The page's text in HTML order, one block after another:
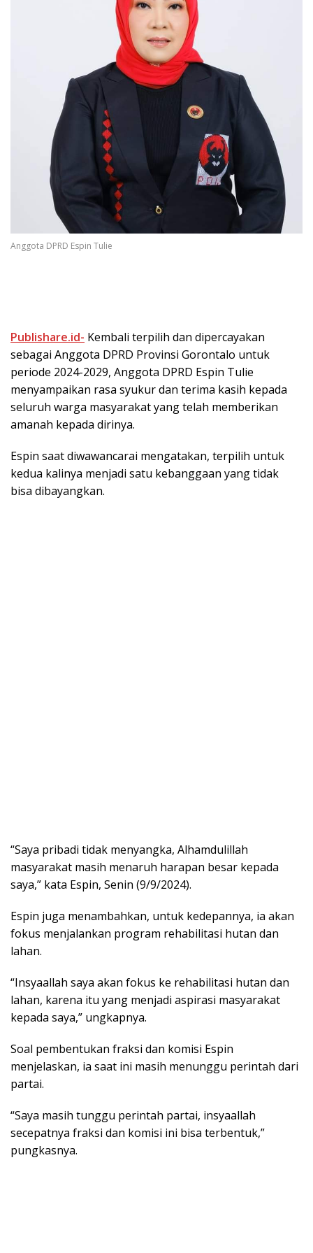
Anggota DPRD Espin Tulie
Publishare.id- Kembali terpilih dan dipercayakan
sebagai Anggota DPRD Provinsi Gorontalo untuk
periode 2024-2029, Anggota DPRD Espin Tulie
menyampaikan rasa syukur dan terima kasih kepada
seluruh warga masyarakat yang telah memberikan
amanah kepada dirinya.
Espin saat diwawancarai mengatakan, terpilih untuk
kedua kalinya menjadi satu kebanggaan yang tidak
bisa dibayangkan.
“Saya pribadi tidak menyangka, Alhamdulillah
masyarakat masih menaruh harapan besar kepada
saya,” kata Espin, Senin (9/9/2024).
Espin juga menambahkan, untuk kedepannya, ia akan
fokus menjalankan program rehabilitasi hutan dan
lahan.
“Insyaallah saya akan fokus ke rehabilitasi hutan dan
lahan, karena itu yang menjadi aspirasi masyarakat
kepada saya,” ungkapnya.
Soal pembentukan fraksi dan komisi Espin
menjelaskan, ia saat ini masih menunggu perintah dari
partai.
“Saya masih tunggu perintah partai, insyaallah
secepatnya fraksi dan komisi ini bisa terbentuk,”
pungkasnya.